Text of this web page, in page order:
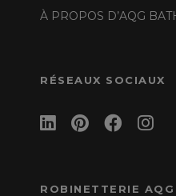
À PROPOS D’AQG
RÉSEAUX SOCIAUX
ROBINETTERIE AQG